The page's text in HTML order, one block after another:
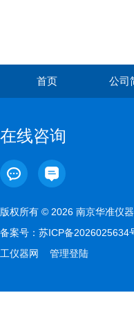
首页 公司
在线咨询
版权所有 © 2026 南京华准仪
备案号： 苏ICP备2026025634
工仪器网
管理登陆